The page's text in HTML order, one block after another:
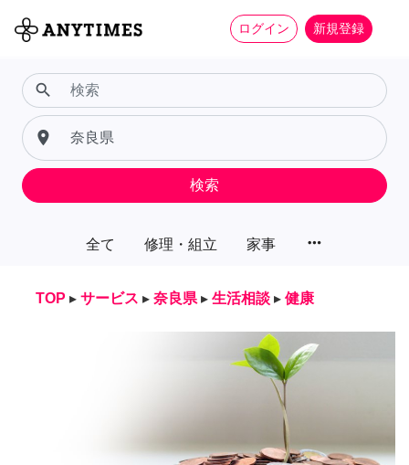
ログイン 新規登録
全て 修理・組立 家事 more_horiz
search
place
検索
TOP ▸ サービス ▸ 奈良県 ▸ 生活相談 ▸ 健康